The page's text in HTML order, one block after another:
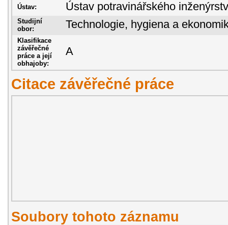
Ústav: Ústav potravinářského
Studijní
obor:
Technologie, hygiena a
Klasifikace
závěřečné
práce a její
obhajoby:
A
Citace závěřečné práce
Soubory tohoto záznamu